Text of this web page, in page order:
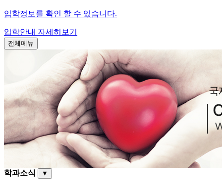
입학정보를 확인 할 수 있습니다.
입학안내 자세히보기
전체메뉴
학과소식 ▼